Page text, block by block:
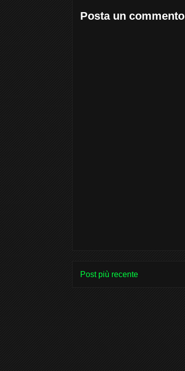
Posta un commento
Post più recente